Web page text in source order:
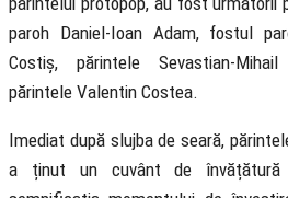
paroh Daniel-Ioan Adam, fostul
Costiș, părintele Sevastian-
părintele Valentin Costea.
Imediat după slujba de seară,
a ținut un cuvânt de